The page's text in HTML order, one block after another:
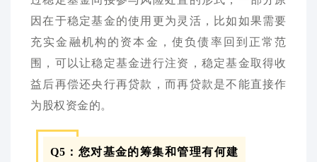
因在于稳定基金的使用更为灵活，比如如果需要
充实金融机构的资本金，使负债率回到正常范
围，可以让稳定基金进行注资，稳定基金取得收
益后再偿还央行再贷款，而再贷款是不能直接作
为股权资金的。
Q5：您对基金的筹集和管理有何建